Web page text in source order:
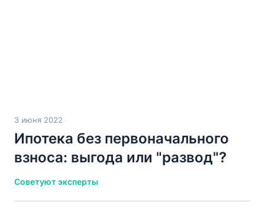
3 июня 2022
Ипотека без первоначального
взноса: выгода или "развод"?
Советуют эксперты